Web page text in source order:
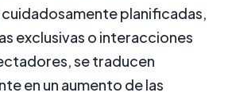
planificadas,
exclusivas o interacciones
se traducen
en un aumento de las